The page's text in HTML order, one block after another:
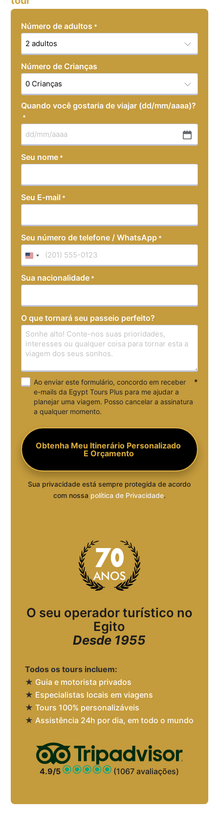
Número de adultos *
Número de Crianças
Quando você gostaria de viajar (dd/mm/aaaa)?
*
slash
DD
Seu nome *
Seu E-mail *
Seu número de telefone / WhatsApp *
United
+1
Sua nacionalidade *
O que tornará seu passeio perfeito?
Ao enviar este formulário, concordo em receber
e-mails da Egypt Tours Plus para me ajudar a
planejar uma viagem. Posso cancelar a assinatura
a qualquer momento.
*
Sua privacidade está sempre protegida de acordo
com nossa política de Privacidade.
O seu operador turístico no
Egito
Desde 1955
Todos os tours incluem:
★ Guia e motorista privados
★ Especialistas locais em viagens
★Tours 100% personalizáveis
★Assistência 24h por dia, em todo o mundo
4.9/5 (1067 avaliações)